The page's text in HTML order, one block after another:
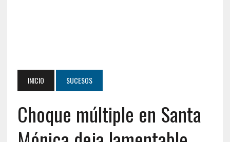
INICIO SUCESOS
Choque múltiple en Santa